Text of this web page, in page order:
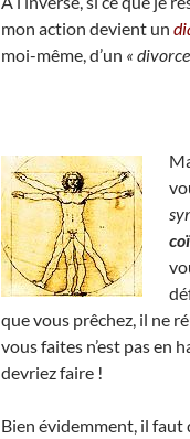
mon action devient un
moi-même, d’un «
que vous prêchez, il ne
vous faites n’est pas en
devriez faire !
Bien évidemment, il faut